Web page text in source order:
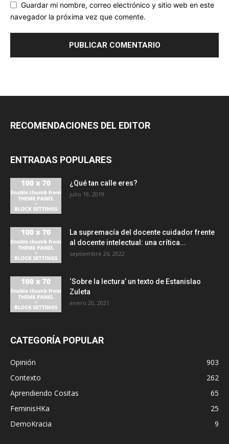
Guardar mi nombre, correo electrónico y sitio web en este
navegador la próxima vez que comente.
RECOMENDACIONES DEL EDITOR
ENTRADAS POPULARES
¿Qué tan calle eres?
julio 19, 2019
La supremacía del docente cuidador frente
al docente intelectual: una crítica...
septiembre 26, 2022
‘Sobre la lectura’ un texto de Estanislao
Zuleta
enero 20, 2021
CATEGORÍA POPULAR
Opinión
903
Contexto
262
Aprendiendo Cositas
65
FeminisHKa
25
DemoKracia
9